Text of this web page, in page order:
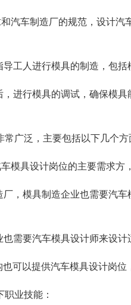
汽车制造厂的规范，设计
工人进行模具的制造，包
进行模具的调试，确保模
广泛，主要包括以下几个方
模具设计岗位的主要需求方
，模具制造企业也需要汽
需要汽车模具设计师来设
可以提供汽车模具设计岗位
业技能：